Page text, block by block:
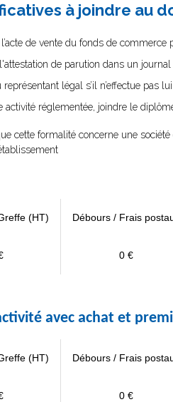
à joindre au
de vente du fonds de
de parution dans un
représentant légal s’il n’effectue pas
activité réglementée, joindre le
cette formalité concerne une
(HT) Débours / Frais
0 €
avec achat et
(HT) Débours / Frais
0 €